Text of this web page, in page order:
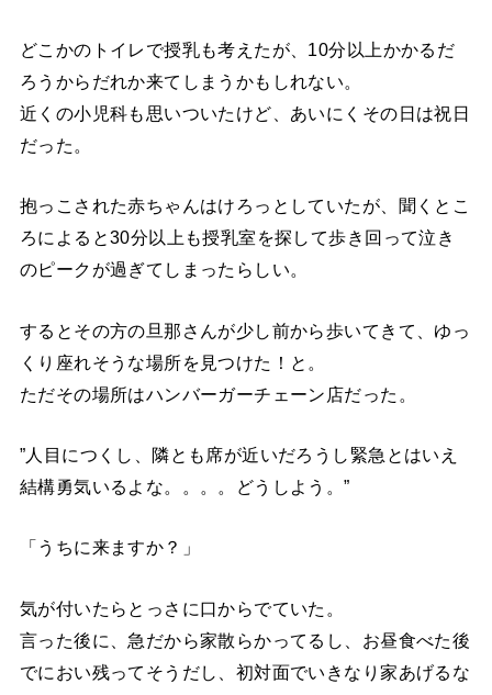
どこかのトイレで授乳も考えたが、10分以上かかるだ
ろうからだれか来てしまうかもしれない。
近くの小児科も思いついたけど、あいにくその日は祝日
だった。
抱っこされた赤ちゃんはけろっとしていたが、聞くとこ
ろによると30分以上も授乳室を探して歩き回って泣き
のピークが過ぎてしまったらしい。
するとその方の旦那さんが少し前から歩いてきて、ゆっ
くり座れそうな場所を見つけた！と。
ただその場所はハンバーガーチェーン店だった。
”人目につくし、隣とも席が近いだろうし緊急とはいえ
結構勇気いるよな。。。。どうしよう。”
「うちに来ますか？」
気が付いたらとっさに口からでていた。
言った後に、急だから家散らかってるし、お昼食べた後
でにおい残ってそうだし、初対面でいきなり家あげるな